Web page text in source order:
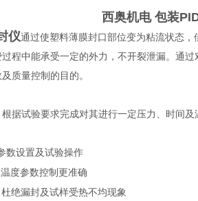
西奥机电 包装
仪通过使塑料薄膜封口部位变为粘流状态
程中能承受一定的外力，不开裂泄漏。通
质量控制的目的。
据试验要求完成对其进行一定压力、时间及
数设置及试验操作
度参数控制更准确
绝漏封及试样受热不均现象